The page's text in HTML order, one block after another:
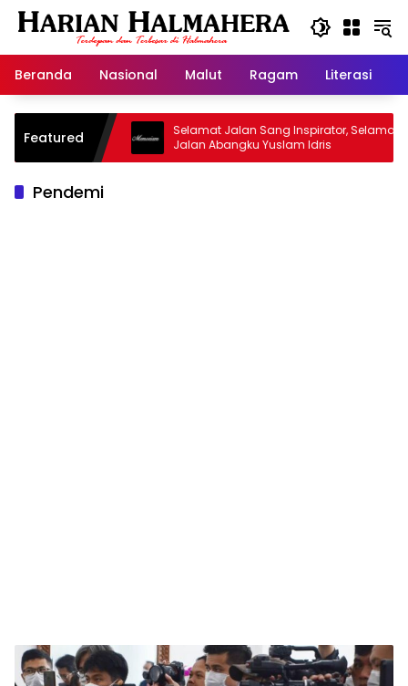
Langsung
Beranda
Nasional Malut Ragam Literasi
Featured
Warisan
Selamat Jalan Sang Inspirator, Selamat
Jalan Abangku Yuslam Idris
Pendemi